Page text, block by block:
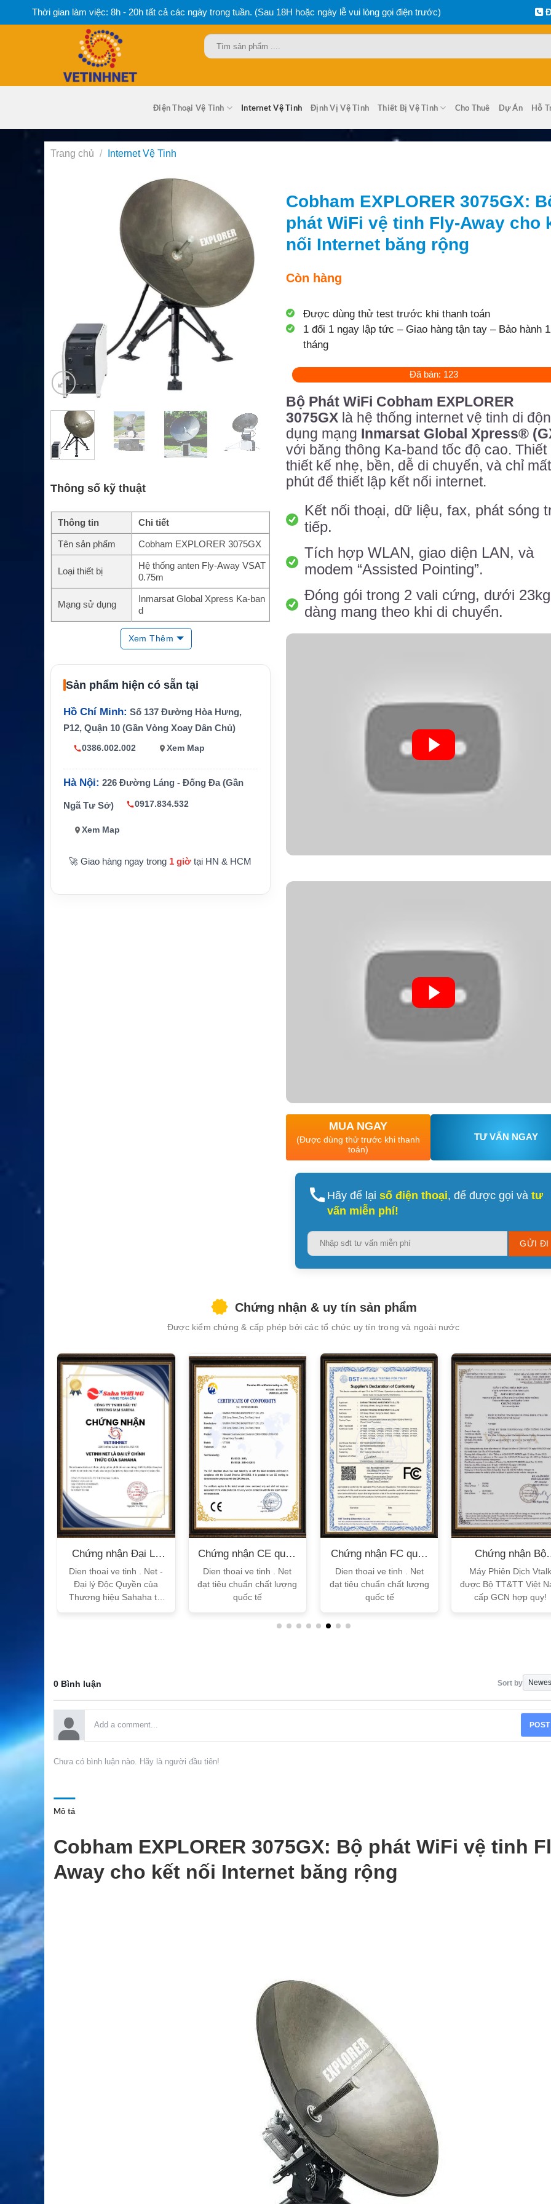
Thời gian làm việc: 8h - 20h tất cả các ngày trong tuần. (Sau 18H hoặc ngày lễ vui lòng gọi điện trước)
Tìm
kiếm:
Điện Thoại Vệ Tinh Internet Vệ Tinh Định Vị Vệ Tinh Thiết Bị Vệ Tinh Cho Thuê Dự Án Hỗ
Trang chủ / Internet Vệ Tinh
Thông số kỹ thuật
Thông tin Chi tiết
Tên sản phẩm Cobham EXPLORER 3075GX
Loại thiết bị
Hệ thống anten Fly-Away VSAT
0.75m
Mạng sử dụng
Inmarsat Global Xpress Ka-ban
d
Module tích hợp iDirect Core Module
Kết cấu anten Phản xạ carbon fiber 4 mảnh
Chuẩn bảo vệ IP65
Thời gian lắp đặt
Khoảng 8 phút trong điều kiện đi
Đóng gói vận ch
2 hard case, mỗi case dưới 23k
Xem Thêm
Sản phẩm hiện có sẵn tại
Hồ Chí Minh: Số 137 Đường Hòa Hưng,
P12, Quận 10 (Gần Vòng Xoay Dân Chủ)
0386.002.002 Xem Map
Hà Nội: 226 Đường Láng - Đống Đa (Gần
Ngã Tư Sở) 0917.834.532
Xem Map
🚀 Giao hàng ngay trong 1 giờ tại HN & HCM
Cobham EXPLORER 3075GX:
phát WiFi vệ tinh Fly-Away cho
nối Internet băng rộng
Còn hàng
Được dùng thử test trước khi thanh toán
1 đổi 1 ngay lập tức – Giao hàng tận tay – Bảo hành
tháng
Đã bán: 123
Bộ Phát WiFi Cobham EXPLORER
3075GXlà hệ thống internet vệ tinh di
dụng mạng Inmarsat Global Xpress®
với băng thông Ka-band tốc độ cao. Thiết
thiết kế nhẹ, bền, dễ di chuyển, và chỉ
phút để thiết lập kết nối internet.
Kết nối thoại, dữ liệu, fax, phát sóng
tiếp.
Tích hợp WLAN, giao diện LAN, và
modem “Assisted Pointing”.
Đóng gói trong 2 vali cứng, dưới
dàng mang theo khi di chuyển.
MUA NGAY
(Được dùng thử trước khi thanh
toán)
TƯ VẤN NGAY
Hãy để lại số điện thoại, để được gọi và tư
vấn miễn phí!
Please
this
Chứng nhận & uy tín sản phẩm
Được kiểm chứng & cấp phép bởi các tổ chức uy tín trong và ngoài nước
Chứng nhận Đại Lý
Sahaha
Dien thoai ve tinh . Net -
Đại lý Độc Quyền của
Thương hiệu Sahaha tại
Chứng nhận CE quốc
tế
Dien thoai ve tinh . Net
đạt tiêu chuẩn chất lượng
quốc tế
Chứng nhận FC quốc
tế
Dien thoai ve tinh . Net
đạt tiêu chuẩn chất lượng
quốc tế
Chứng nhận Bộ
TT&TT
Máy Phiên Dịch
được Bộ TT&TT Việt
cấp GCN hợp quy!
0 Bình luận Sort by
POST
Chưa có bình luận nào. Hãy là người đầu tiên!
Mô tả
Cobham EXPLORER 3075GX: Bộ phát WiFi vệ tinh
Away cho kết nối Internet băng rộng